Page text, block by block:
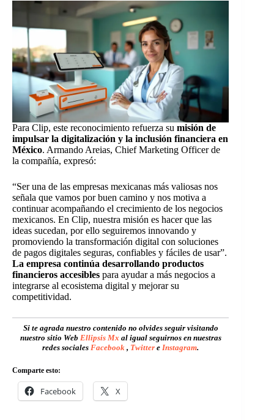
Para Clip, este reconocimiento refuerza su misión de
impulsar la digitalización y la inclusión financiera en
México. Armando Areias, Chief Marketing Officer de
la compañía, expresó:
“Ser una de las empresas mexicanas más valiosas nos
señala que vamos por buen camino y nos motiva a
continuar acompañando el crecimiento de los negocios
mexicanos. En Clip, nuestra misión es hacer que las
ideas sucedan, por ello seguiremos innovando y
promoviendo la transformación digital con soluciones
de pagos digitales seguras, confiables y fáciles de usar”.
La empresa continúa desarrollando productos
financieros accesibles para ayudar a más negocios a
integrarse al ecosistema digital y mejorar su
competitividad.
Si te agrada nuestro contenido no olvides seguir visitando
nuestro sitio Web Ellipsis Mx al igual seguirnos en nuestras
redes sociales Facebook , Twitter e Instagram.
Comparte esto:
Facebook X